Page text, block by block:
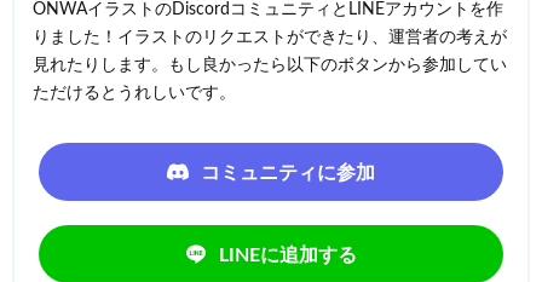
ONWAイラストのDiscordコミュニティとLINEアカウントを作
りました！イラストのリクエストができたり、運営者の考えが
見れたりします。もし良かったら以下のボタンから参加してい
ただけるとうれしいです。
コミュニティに参加
LINEに追加する